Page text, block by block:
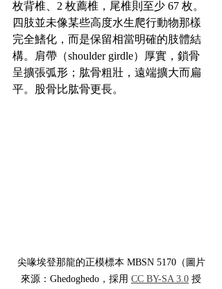
枚背椎、2 枚薦椎，尾椎則至少 67 枚。
四肢並未像某些高度水生爬行動物那樣
完全鰭化，而是保留相當明確的肢體結
構。肩帶（shoulder girdle）厚實，鎖骨
呈擴張弧形；肱骨粗壯，遠端擴大而扁
平。股骨比肱骨更長。
尖喙埃登那龍的正模標本 MBSN 5170（圖片
來源：Ghedoghedo，採用 CC BY-SA 3.0 授